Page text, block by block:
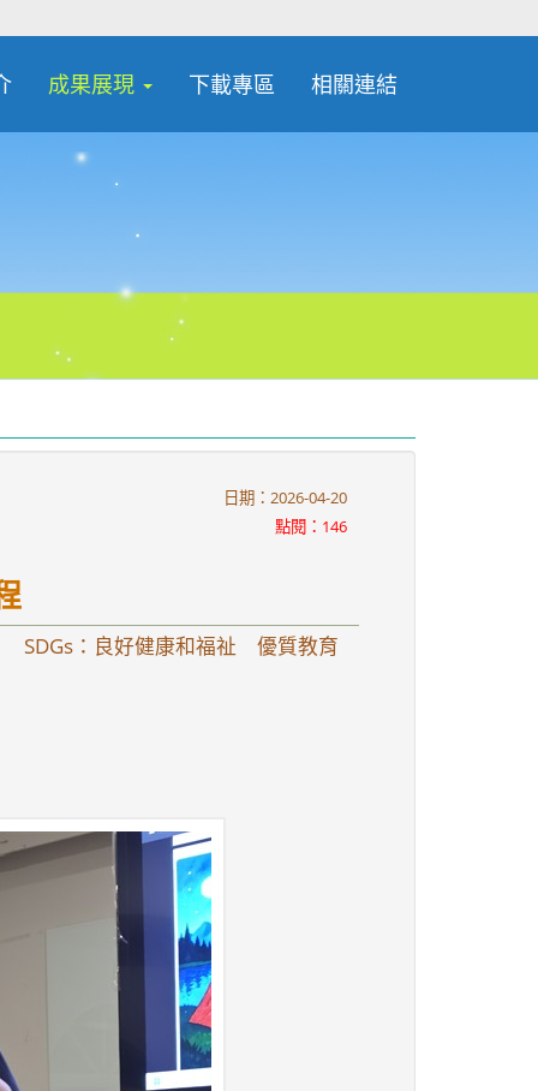
成果展現 下載專區 相關連結
日期：2026-04-20
點閱：146
SDGs：良好健康和福祉 優質教育